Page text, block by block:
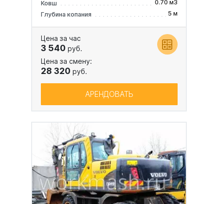
Ковш
0.70 м3
Глубина копания
5 м
Цена за час
3 540 руб.
Цена за смену:
28 320 руб.
АРЕНДОВАТЬ